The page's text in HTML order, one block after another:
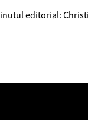
editorial: